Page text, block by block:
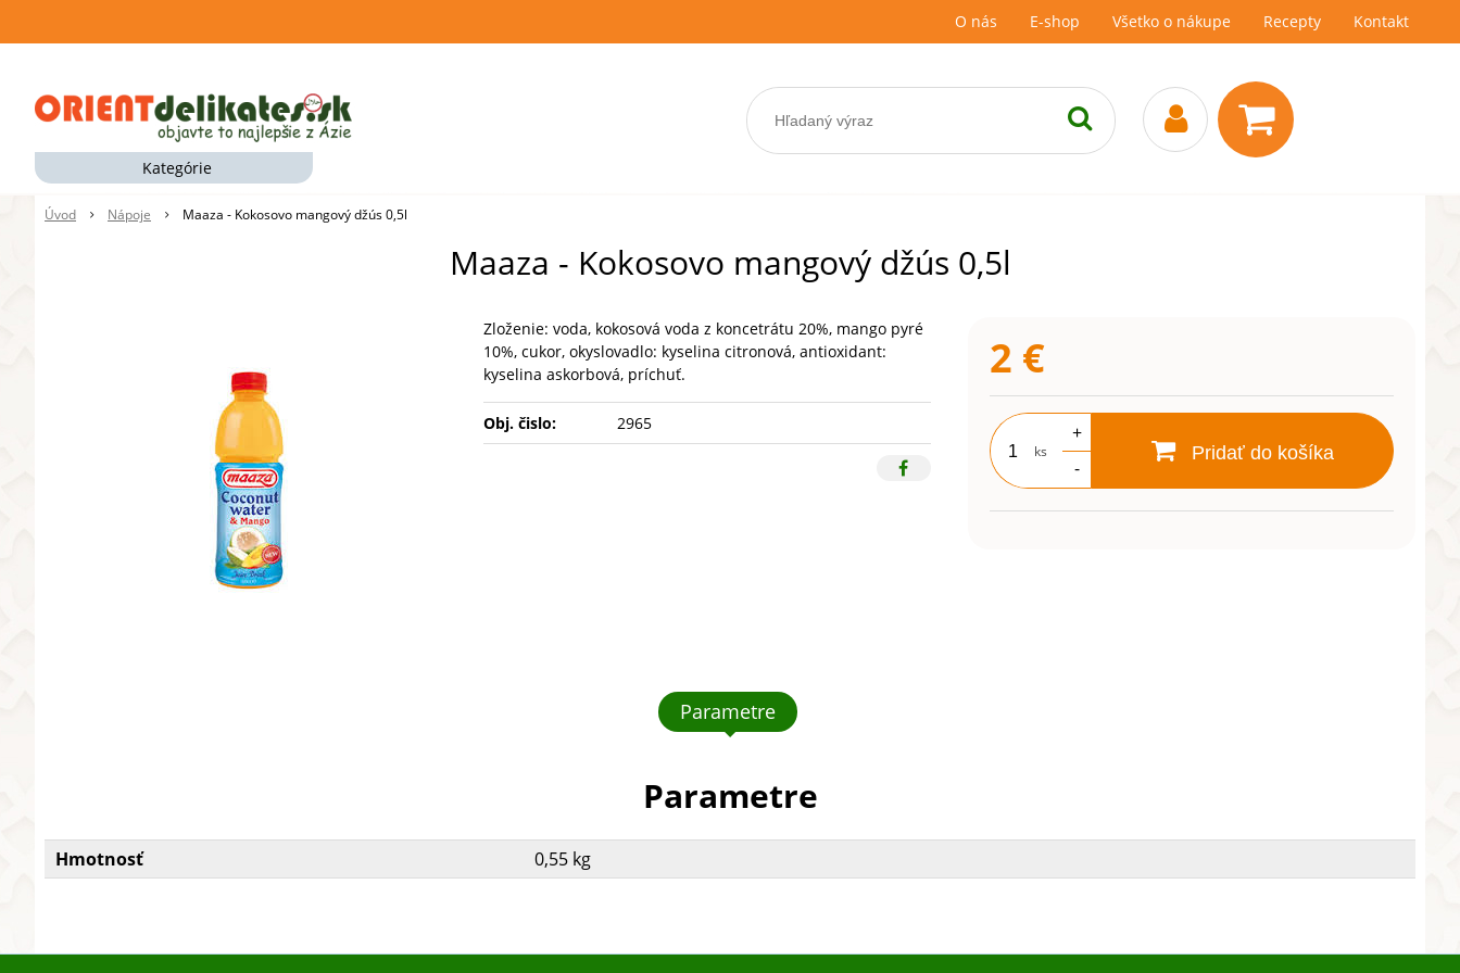
O nás E-shop Všetko o nákupe Recepty Kontakt
Úvod Nápoje Maaza - Kokosovo mangový džús 0,5l
Maaza - Kokosovo mangový džús 0,5l
2 €
ks
+
-
Pridať do košíka
Zloženie: voda, kokosová voda z koncetrátu 20%, mango pyré
10%, cukor, okyslovadlo: kyselina citronová, antioxidant:
kyselina askorbová, príchuť.
Obj. čislo: 2965
Parametre
Parametre
Hmotnosť 0,55 kg
Kategórie